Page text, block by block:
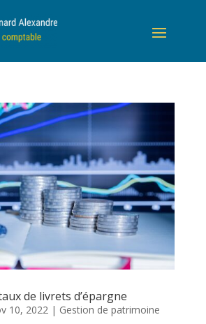
de livrets d’épargne
10, 2022| Gestion de patrimoine